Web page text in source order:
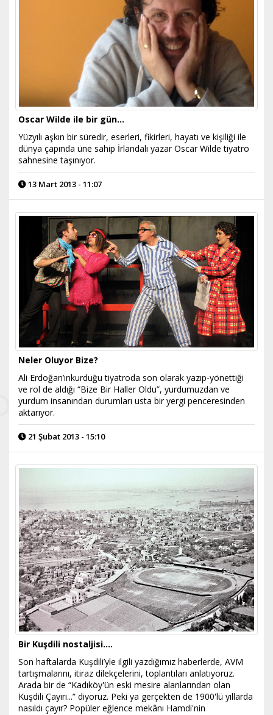
Oscar Wilde ile bir gün…
Yüzyılı aşkın bir süredir, eserleri, fikirleri, hayatı ve kişiliği ile
dünya çapında üne sahip İrlandalı yazar Oscar Wilde tiyatro
sahnesine taşınıyor.
13 Mart 2013 - 11:07
Neler Oluyor Bize?
Ali Erdoğan’ınkurduğu tiyatroda son olarak yazıp-yönettiği
ve rol de aldığı “Bize Bir Haller Oldu”, yurdumuzdan ve
yurdum insanından durumları usta bir yergi penceresinden
aktarıyor.
21 Şubat 2013 - 15:10
Bir Kuşdili nostaljisi....
Son haftalarda Kuşdili’yle ilgili yazdığımız haberlerde, AVM
tartışmalarını, itiraz dilekçelerini, toplantıları anlatıyoruz.
Arada bir de “Kadıköy'ün eski mesire alanlarından olan
Kuşdili Çayırı...” diyoruz. Peki ya gerçekten de 1900'lü yıllarda
nasıldı çayır? Popüler eğlence mekânı Hamdi'nin